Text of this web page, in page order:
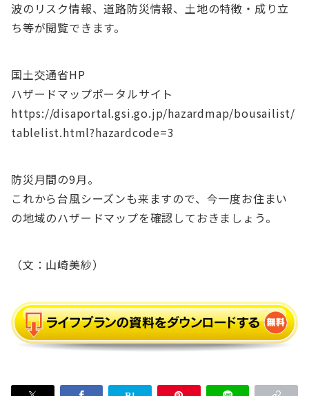
波のリスク情報、道路防災情報、土地の特徴・成り立
ち等が閲覧できます。
国土交通省HP
ハザードマップポータルサイト
https://disaportal.gsi.go.jp/hazardmap/bousailist/
tablelist.html?hazardcode=3
防災月間の9月。
これから台風シーズンも来ますので、今一度お住まい
の地域のハザードマップを確認しておきましょう。
（文：山崎美紗）